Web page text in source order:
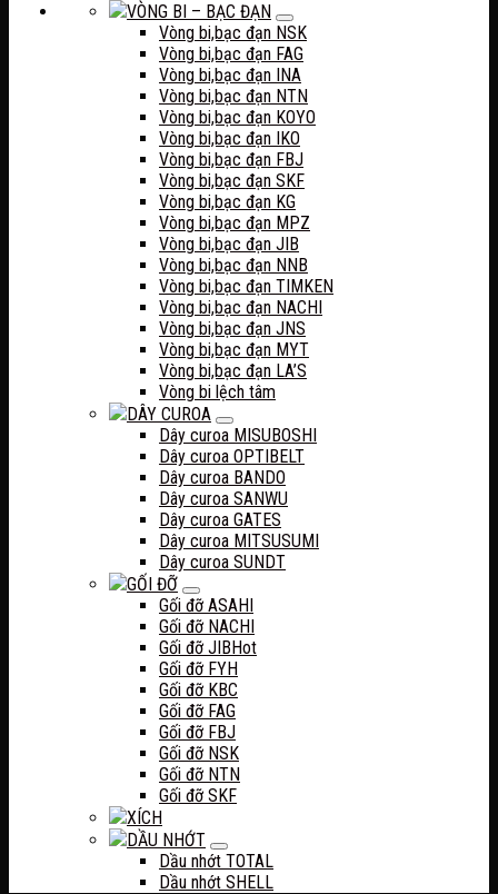
VÒNG BI – BẠC ĐẠN
Vòng bi,bạc đạn NSK
Vòng bi,bạc đạn FAG
Vòng bi,bạc đạn INA
Vòng bi,bạc đạn NTN
Vòng bi,bạc đạn KOYO
Vòng bi,bạc đạn IKO
Vòng bi,bạc đạn FBJ
Vòng bi,bạc đạn SKF
Vòng bi,bạc đạn KG
Vòng bi,bạc đạn MPZ
Vòng bi,bạc đạn JIB
Vòng bi,bạc đạn NNB
Vòng bi,bạc đạn TIMKEN
Vòng bi,bạc đạn NACHI
Vòng bi,bạc đạn JNS
Vòng bi,bạc đạn MYT
Vòng bi,bạc đạn LA’S
Vòng bi lệch tâm
DÂY CUROA
Dây curoa MISUBOSHI
Dây curoa OPTIBELT
Dây curoa BANDO
Dây curoa SANWU
Dây curoa GATES
Dây curoa MITSUSUMI
Dây curoa SUNDT
GỐI ĐỠ
Gối đỡ ASAHI
Gối đỡ NACHI
Gối đỡ JIB
Gối đỡ FYH
Gối đỡ KBC
Gối đỡ FAG
Gối đỡ FBJ
Gối đỡ NSK
Gối đỡ NTN
Gối đỡ SKF
XÍCH
DẦU NHỚT
Dầu nhớt TOTAL
Dầu nhớt SHELL